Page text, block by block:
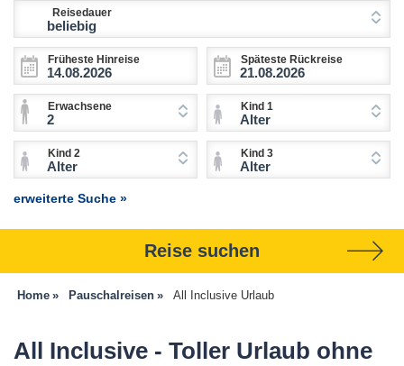
Reisedauer
beliebig
Früheste Hinreise Späteste Rückreise
Erwachsene
2
Kind 1
Alter
Kind 2
Alter
Kind 3
Alter
erweiterte Suche »
Reise suchen
Home Pauschalreisen All Inclusive Urlaub
All Inclusive - Toller Urlaub ohne